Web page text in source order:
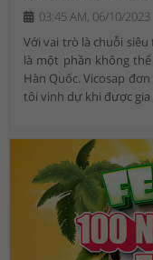
03:45 AM, 06/10/2023
Với vai trò là chuỗi
là một phần không
Hàn Quốc. Vicosap
tôi vinh dự khi được